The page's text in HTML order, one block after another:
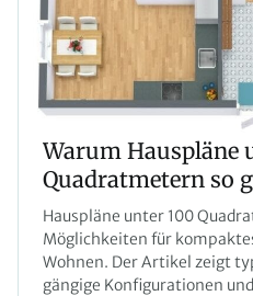
Warum Hauspläne
Quadratmetern so
Hauspläne unter 100
Möglichkeiten für
Wohnen. Der Artikel zeigt
gängige Konfigurationen